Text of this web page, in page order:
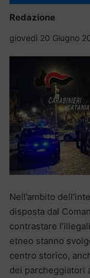
Redazione
giovedì 20 Giugno
Nell’ambito
disposta dal
contrastare
etneo stanno
centro storico,
dei parcheggiatori